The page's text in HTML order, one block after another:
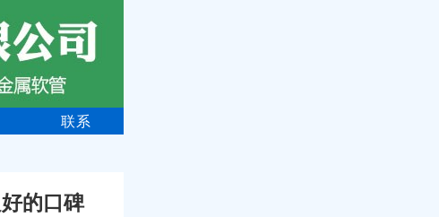
联系
的口碑